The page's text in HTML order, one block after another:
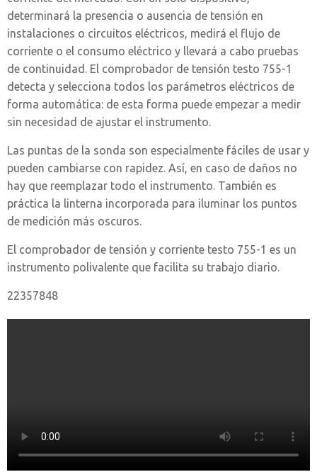
determinará la presencia o ausencia de tensión en
instalaciones o circuitos eléctricos, medirá el flujo de
corriente o el consumo eléctrico y llevará a cabo pruebas
de continuidad. El comprobador de tensión testo 755-1
detecta y selecciona todos los parámetros eléctricos de
forma automática: de esta forma puede empezar a medir
sin necesidad de ajustar el instrumento.
Las puntas de la sonda son especialmente fáciles de usar y
pueden cambiarse con rapidez. Así, en caso de daños no
hay que reemplazar todo el instrumento. También es
práctica la linterna incorporada para iluminar los puntos
de medición más oscuros.
El comprobador de tensión y corriente testo 755-1 es un
instrumento polivalente que facilita su trabajo diario.
22357848